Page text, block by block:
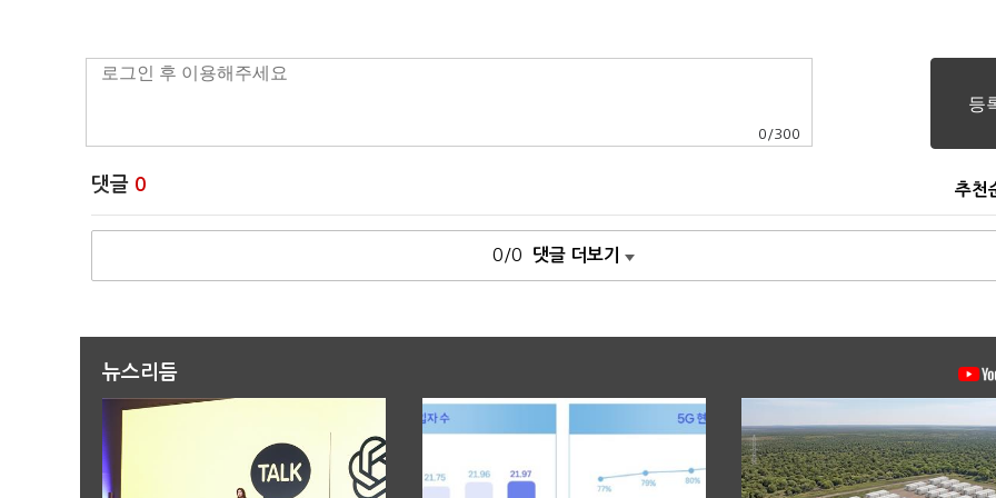
0 /300
댓글 0 추천
0/0 댓글 더보기
뉴스리듬